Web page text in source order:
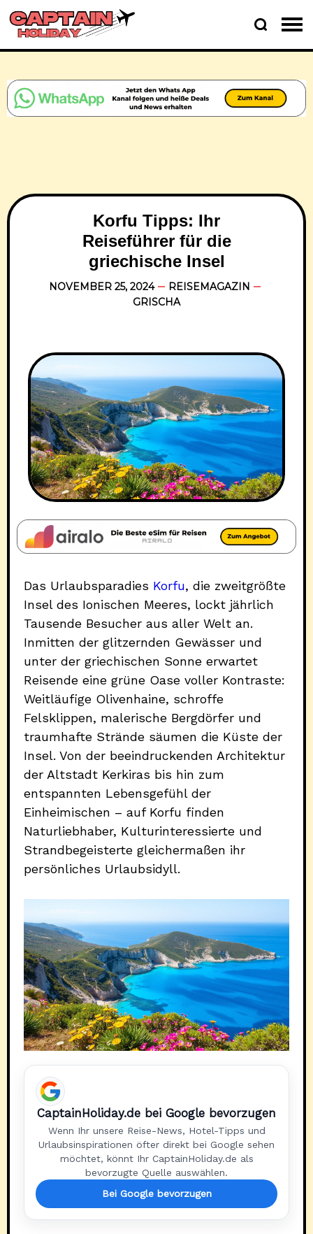
Korfu Tipps: Ihr
Reiseführer für die
griechische Insel
NOVEMBER 25, 2024
REISEMAGAZIN
GRISCHA
Das Urlaubsparadies Korfu, die zweitgrößte
Insel des Ionischen Meeres, lockt jährlich
Tausende Besucher aus aller Welt an.
Inmitten der glitzernden Gewässer und
unter der griechischen Sonne erwartet
Reisende eine grüne Oase voller Kontraste:
Weitläufige Olivenhaine, schroffe
Felsklippen, malerische Bergdörfer und
traumhafte Strände säumen die Küste der
Insel. Von der beeindruckenden Architektur
der Altstadt Kerkiras bis hin zum
entspannten Lebensgefühl der
Einheimischen – auf Korfu finden
Naturliebhaber, Kulturinteressierte und
Strandbegeisterte gleichermaßen ihr
persönliches Urlaubsidyll.
CaptainHoliday.de bei Google bevorzugen
Wenn Ihr unsere Reise-News, Hotel-Tipps und
Urlaubsinspirationen öfter direkt bei Google sehen
möchtet, könnt Ihr CaptainHoliday.de als
bevorzugte Quelle auswählen.
Bei Google bevorzugen